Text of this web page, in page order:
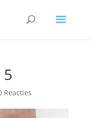
Reacties